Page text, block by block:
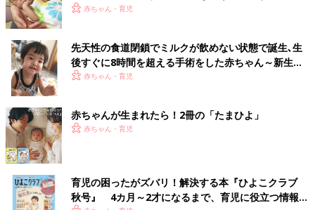
※表記している、月齢・年齢、季節、症状の様子などはあくまで
一般的な目安です。
※この情報は、2019年4月のものです。
初回公開日 2019/4/1
育児中におススメのアプリ
アプリ「まいにちのたまひよ」
生児医療の現場から～【新生児科医・豊島勝昭】
赤ちゃん・育児
先天性の食道閉鎖でミルクが飲めない状態で誕生､生
後すぐに8時間を超える手術をした赤ちゃん～新生児
医療の現場から～【新生児科医･豊島勝昭】
赤ちゃん・育児
赤ちゃんが生まれたら！2冊の「たまひよ」
赤ちゃん・育児
育児の困ったがズバリ！解決する本『ひよこクラブ
秋号』 4カ月～2才になるまで、育児に役立つ情報が